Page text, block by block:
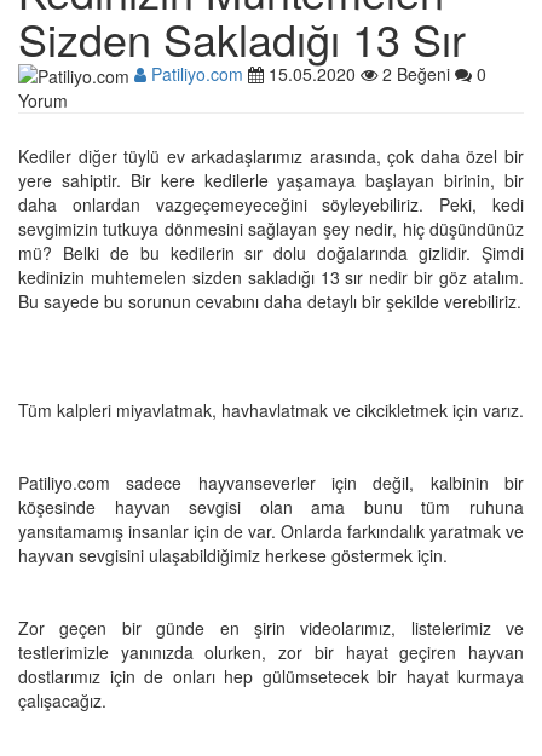
Sizden Sakladığı 13 Sır
Patiliyo.com 15.05.2020 2 Beğeni
0
Yorum
Kediler diğer tüylü ev arkadaşlarımız arasında, çok daha özel bir
yere sahiptir. Bir kere kedilerle yaşamaya başlayan birinin, bir
daha onlardan vazgeçemeyeceğini söyleyebiliriz. Peki, kedi
sevgimizin tutkuya dönmesini sağlayan şey nedir, hiç düşündünüz
mü? Belki de bu kedilerin sır dolu doğalarında gizlidir. Şimdi
kedinizin muhtemelen sizden sakladığı 13 sır nedir bir göz atalım.
Bu sayede bu sorunun cevabını daha detaylı bir şekilde verebiliriz.
Tüm kalpleri miyavlatmak, havhavlatmak ve cikcikletmek için varız.
Patiliyo.com sadece hayvanseverler için değil, kalbinin bir
köşesinde hayvan sevgisi olan ama bunu tüm ruhuna
yansıtamamış insanlar için de var. Onlarda farkındalık yaratmak ve
hayvan sevgisini ulaşabildiğimiz herkese göstermek için.
Zor geçen bir günde en şirin videolarımız, listelerimiz ve
testlerimizle yanınızda olurken, zor bir hayat geçiren hayvan
dostlarımız için de onları hep gülümsetecek bir hayat kurmaya
çalışacağız.